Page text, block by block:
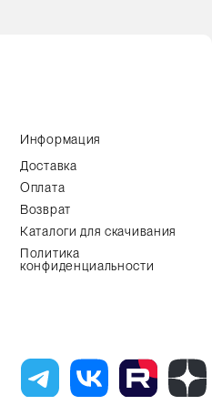
Информация
Доставка
Оплата
Возврат
Каталоги для скачивания
Политика
конфиденциальности